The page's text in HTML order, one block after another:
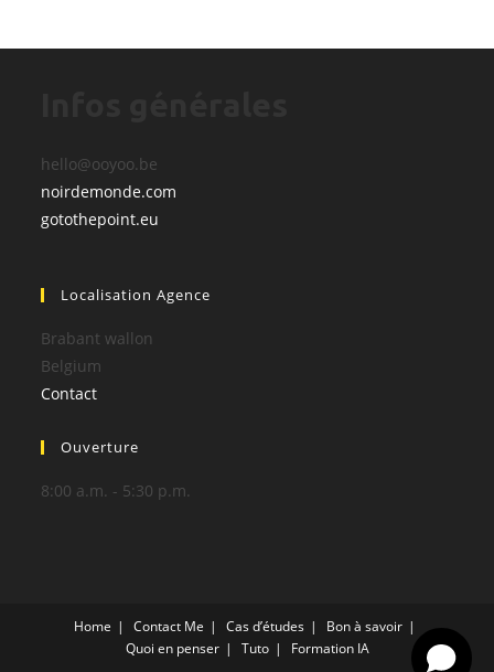
hello@ooyoo.be
noirdemonde.com
gotothepoint.eu
Localisation Agence
Brabant wallon
Belgium
Contact
Ouverture
8:00 a.m. - 5:30 p.m.
Home Contact Me Cas d’études
Bon à savoir
Quoi en penser
Tuto Formation IA